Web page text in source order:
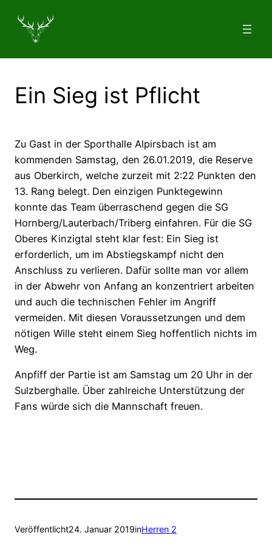
Inhalt
springen
Ein Sieg ist Pflicht
Zu Gast in der Sporthalle Alpirsbach ist am
kommenden Samstag, den 26.01.2019, die Reserve
aus Oberkirch, welche zurzeit mit 2:22 Punkten den
13. Rang belegt. Den einzigen Punktegewinn
konnte das Team überraschend gegen die SG
Hornberg/Lauterbach/Triberg einfahren. Für die SG
Oberes Kinzigtal steht klar fest: Ein Sieg ist
erforderlich, um im Abstiegskampf nicht den
Anschluss zu verlieren. Dafür sollte man vor allem
in der Abwehr von Anfang an konzentriert arbeiten
und auch die technischen Fehler im Angriff
vermeiden. Mit diesen Voraussetzungen und dem
nötigen Wille steht einem Sieg hoffentlich nichts im
Weg.
Anpfiff der Partie ist am Samstag um 20 Uhr in der
Sulzberghalle. Über zahlreiche Unterstützung der
Fans würde sich die Mannschaft freuen.
Veröffentlicht24. Januar 2019inHerren 2